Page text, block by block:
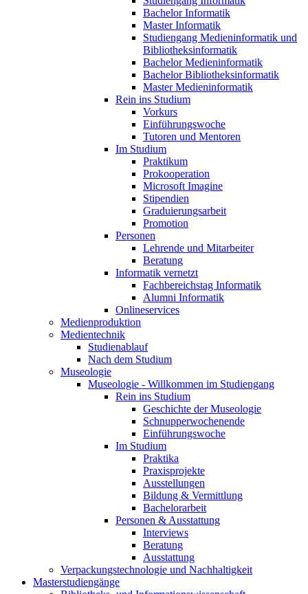
Bachelor Informatik
Master Informatik
Studiengang Medieninformatik und
Bibliotheksinformatik
Bachelor Medieninformatik
Bachelor Bibliotheksinformatik
Master Medieninformatik
Rein ins Studium
Vorkurs
Einführungswoche
Tutoren und Mentoren
Im Studium
Praktikum
Prokooperation
Microsoft Imagine
Stipendien
Graduierungsarbeit
Promotion
Personen
Lehrende und Mitarbeiter
Beratung
Informatik vernetzt
Fachbereichstag Informatik
Alumni Informatik
Onlineservices
Medienproduktion
Medientechnik
Studienablauf
Nach dem Studium
Museologie
Museologie - Willkommen im Studiengang
Rein ins Studium
Geschichte der Museologie
Schnupperwochenende
Einführungswoche
Im Studium
Praktika
Praxisprojekte
Ausstellungen
Bildung & Vermittlung
Bachelorarbeit
Personen & Ausstattung
Interviews
Beratung
Ausstattung
Verpackungstechnologie und Nachhaltigkeit
Masterstudiengänge